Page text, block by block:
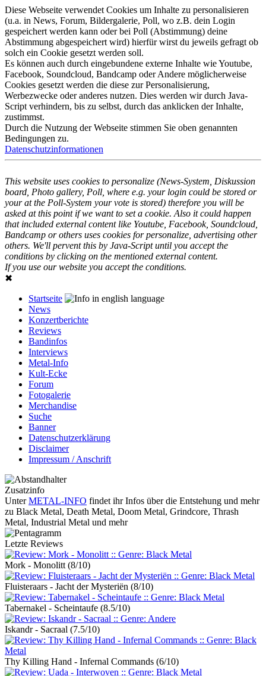
Diese Webseite verwendet Cookies um Inhalte zu personalisieren
(u.a. in News, Forum, Bildergalerie, Poll, wo z.B. dein Login
gespeichert werden kann oder bei Poll (Abstimmung) deine
Abstimmung abgespeichert wird) hierfür wirst du jeweils gefragt ob
solch ein Cookie gesetzt werden soll.
Es können auch durch eingebundene externe Inhalte wie Youtube,
Facebook, Soundcloud, Bandcamp oder Andere möglicherweise
Cookies gesetzt werden die diese zur Personalisierung,
Werbezwecke oder anderes nutzen. Dies werden wir durch Java-
Script verhindern, bis zu selbst, durch das anklicken der Inhalte,
zustimmst.
Durch die Nutzung der Webseite stimmen Sie oben genannten
Bedingungen zu.
Datenschutzinformationen
This website uses cookies to personalize (News-System, Diskussion
board, Photo gallery, Poll, where e.g. your login could be stored or
your at the Poll-System your vote is stored) therefore you will be
asked at this point if we want to set a cookie. Also it could happen
that included external content like Youtube, Facebook, Soundcloud,
Bandcamp or others uses cookies for personalize, advertising other
others. We'll pervent this by Java-Script until you accept the
conditions by clicking on the mentioned external content.
If you use our website you accept the conditions.
✖
Startseite
News
Konzertberichte
Reviews
Bandinfos
Interviews
Metal-Info
Kult-Ecke
Forum
Fotogalerie
Merchandise
Suche
Banner
Datenschutzerklärung
Disclaimer
Impressum / Anschrift
Zusatzinfo
UnterMETAL-INFO findet ihr Infos über die Entstehung und mehr
zu Black Metal, Death Metal, Doom Metal, Grindcore, Thrash
Metal, Industrial Metal und mehr
Letzte Reviews
Mork - Monolitt (8/10)
Fluisteraars - Jacht der Mysteriën (8/10)
Tabernakel - Scheintaufe (8.5/10)
Iskandr - Sacraal (7.5/10)
Thy Killing Hand - Infernal Commands (6/10)